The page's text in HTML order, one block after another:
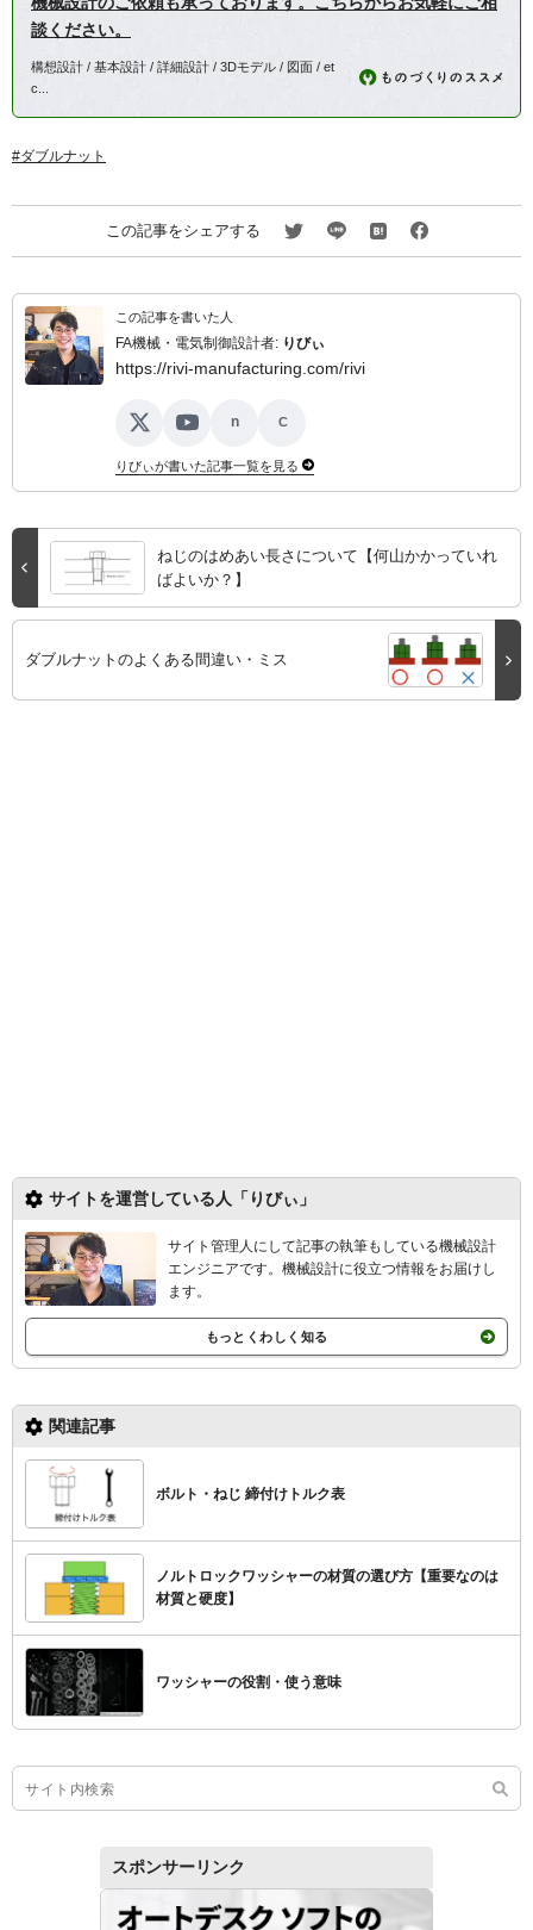
談ください。
構想設計 / 基本設計 / 詳細設計 / 3Dモデル / 図面 / et
c...
ダブルナット
この記事をシェアする
この記事を書いた人
FA機械・電気制御設計者: りびぃ
https://rivi-manufacturing.com/rivi
X YouTube
n C
りびぃが書いた記事一覧を見る
ねじのはめあい長さについて【何山かかっていれ
ばよいか？】
ダブルナットのよくある間違い・ミス
関連記事
ボルト・ねじ 締付けトルク表
ノルトロックワッシャーの材質の選び方【重要なのは
材質と硬度】
ワッシャーの役割・使う意味
サイトを運営している人「りびぃ」
サイト管理人にして記事の執筆もしている機械設計
エンジニアです。機械設計に役立つ情報をお届けし
ます。
もっとくわしく知る
スポンサーリンク